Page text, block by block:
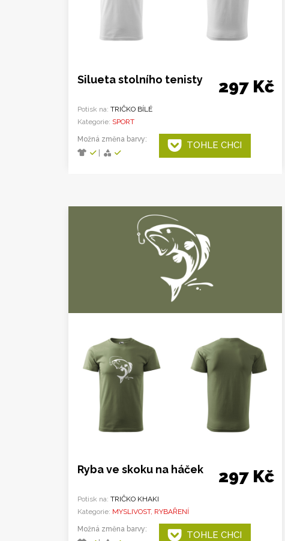
Silueta stolního tenisty 297 Kč
Potisk na: TRIČKO BÍLÉ
Kategorie: SPORT
Možná změna barvy:
TOHLE CHCI
Ryba ve skoku na háček 297 Kč
Potisk na: TRIČKO KHAKI
Kategorie: MYSLIVOST, RYBAŘENÍ
Možná změna barvy:
TOHLE CHCI